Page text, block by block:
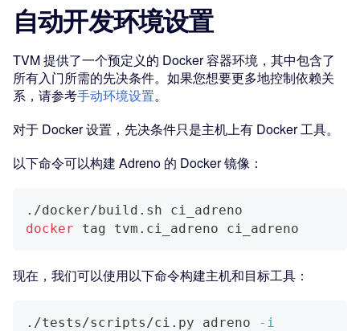
自动开发环境设置
TVM 提供了一个预定义的 Docker 容器环境，其中包含了
所有入门所需的先决条件。如果您想要更多地控制依赖关
系，请参考手动环境设置。
对于 Docker 设置，先决条件只是主机上有 Docker 工具。
以下命令可以构建 Adreno 的 Docker 镜像：
./docker/build.sh ci_adreno
docker tag tvm.ci_adreno ci_adreno
现在，我们可以使用以下命令构建主机和目标工具：
./tests/scripts/ci.py adreno -i